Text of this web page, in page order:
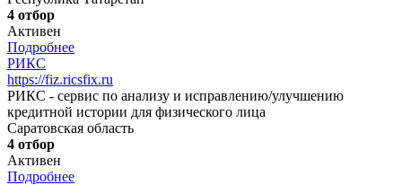
4 отбор
Активен
Подробнее
РИКС
https://fiz.ricsfix.ru
РИКС - сервис по анализу и исправлению/улучшению
кредитной истории для физического лица
Саратовская область
4 отбор
Активен
Подробнее